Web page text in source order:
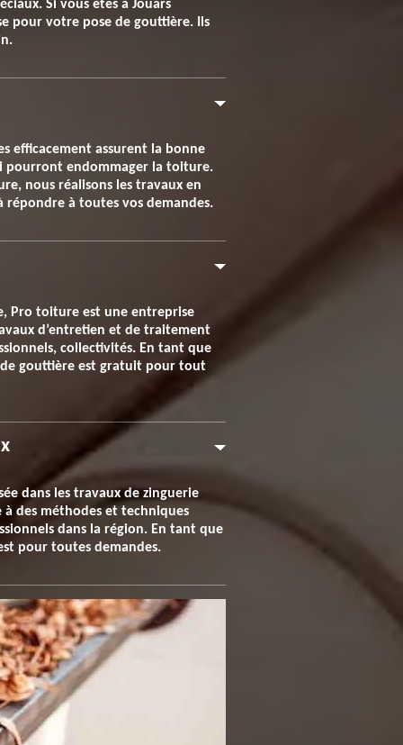
Si vous êtes à Jouars
pour votre pose de gouttière. Ils
efficacement assurent la bonne
pourront endommager la toiture.
nous réalisons les travaux en
répondre à toutes vos demandes.
Pro toiture est une entreprise
d’entretien et de traitement
collectivités. En tant que
de gouttière est gratuit pour tout
dans les travaux de zinguerie
des méthodes et techniques
dans la région. En tant que
pour toutes demandes.